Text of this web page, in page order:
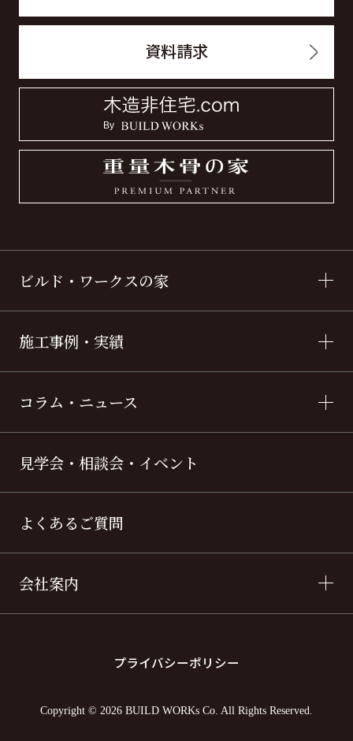
資料請求
ビルド・ワークスの家
施工事例・実績
コラム・ニュース
見学会・相談会・イベント
よくあるご質問
会社案内
プライバシーポリシー
Copyright © 2026 BUILD WORKs Co. All Rights Reserved.